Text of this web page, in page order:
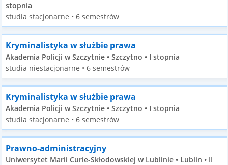
stopnia
studia stacjonarne • 6 semestrów
Kryminalistyka w służbie prawa
Akademia Policji w Szczytnie • Szczytno • I stopnia
studia niestacjonarne • 6 semestrów
Kryminalistyka w służbie prawa
Akademia Policji w Szczytnie • Szczytno • I stopnia
studia stacjonarne • 6 semestrów
Prawno-administracyjny
Uniwersytet Marii Curie-Skłodowskiej w Lublinie • Lublin • II